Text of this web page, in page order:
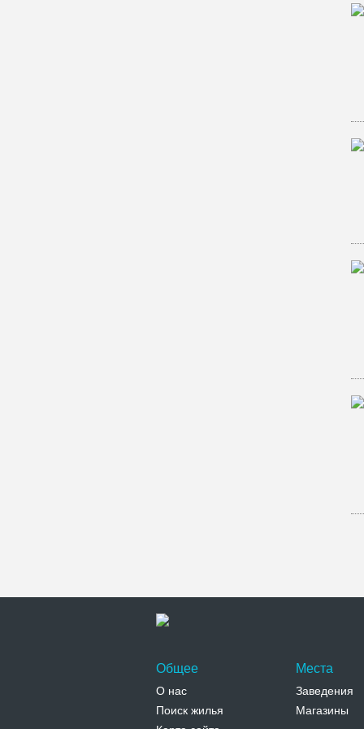
Общее
О нас
Поиск жилья
Места
Заведения
Магазины